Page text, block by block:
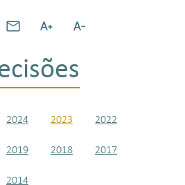
2024 2023 2022
2019 2018 2017
2014